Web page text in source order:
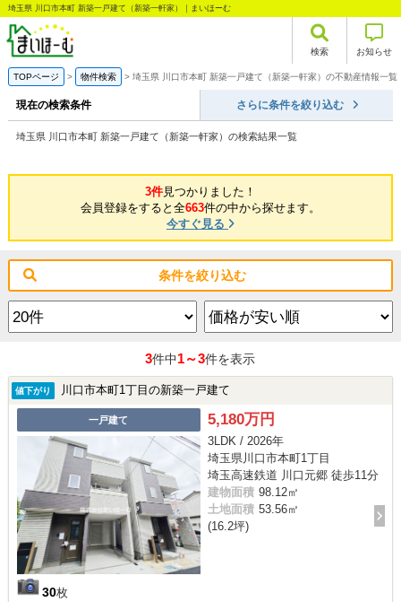
埼玉県 川口市本町 新築一戸建て（新築一軒家）｜まいほーむ
検索 お知らせ
TOPページ 物件検索 埼玉県 川口市本町 新築一戸建て（新築一軒家）の不動産情報一覧
現在の検索条件 さらに条件を絞り込む
埼玉県 川口市本町 新築一戸建て（新築一軒家）の検索結果一覧
3件見つかりました！
会員登録をすると全663件の中から探せます。
今すぐ見る
条件を絞り込む
3件中1～3件を表示
値下がり 川口市本町1丁目の新築一戸建て
一戸建て
30枚
5,180万円
3LDK / 2026年
埼玉県川口市本町1丁目
埼玉高速鉄道 川口元郷 徒歩11分
建物面積 98.12㎡
土地面積 53.56㎡
(16.2坪)